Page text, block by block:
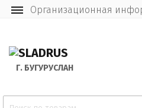
Организационная
Г. БУГУРУСЛАН